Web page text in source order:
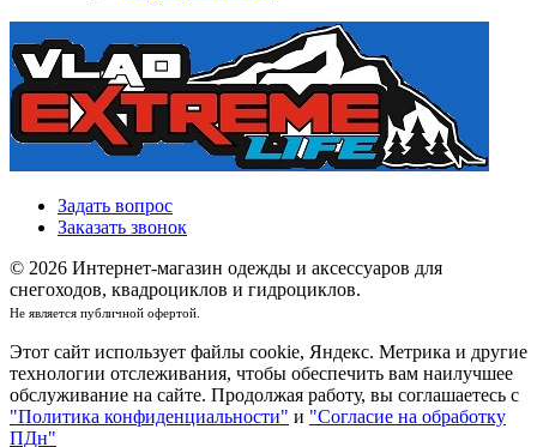
Задать вопрос
Заказать звонок
© 2026 Интернет-магазин одежды и аксессуаров для
снегоходов, квадроциклов и гидроциклов.
Не является публичной офертой.
Этот сайт использует файлы cookie, Яндекс. Метрика и другие
технологии отслеживания, чтобы обеспечить вам наилучшее
обслуживание на сайте. Продолжая работу, вы соглашаетесь с
"Политика конфиденциальности" и "Согласие на обработку
ПДн"